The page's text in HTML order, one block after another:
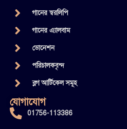
গানের স্বরলিপি
গানের এ্যালবাম
ডোনেশন
পরিচালকবৃন্দ
ব্লগ আর্টিকেল সমূহ
যোগাযোগ
01756-113386